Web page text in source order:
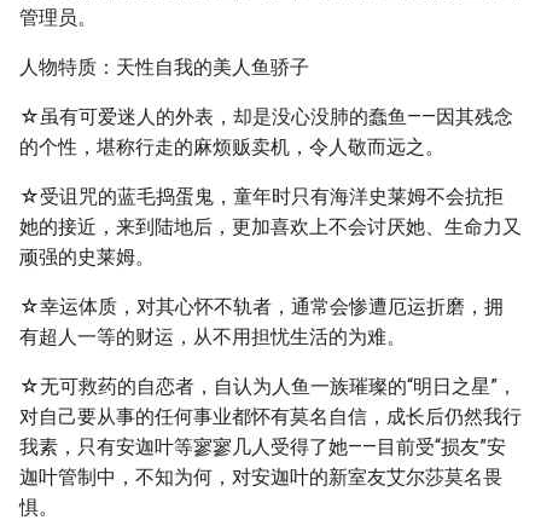
管理员。
人物特质：天性自我的美人鱼骄子
☆虽有可爱迷人的外表，却是没心没肺的蠢鱼——因其残念
的个性，堪称行走的麻烦贩卖机，令人敬而远之。
☆受诅咒的蓝毛捣蛋鬼，童年时只有海洋史莱姆不会抗拒
她的接近，来到陆地后，更加喜欢上不会讨厌她、生命力又
顽强的史莱姆。
☆幸运体质，对其心怀不轨者，通常会惨遭厄运折磨，拥
有超人一等的财运，从不用担忧生活的为难。
☆无可救药的自恋者，自认为人鱼一族璀璨的“明日之星”，
对自己要从事的任何事业都怀有莫名自信，成长后仍然我行
我素，只有安迦叶等寥寥几人受得了她——目前受“损友”安
迦叶管制中，不知为何，对安迦叶的新室友艾尔莎莫名畏
惧。